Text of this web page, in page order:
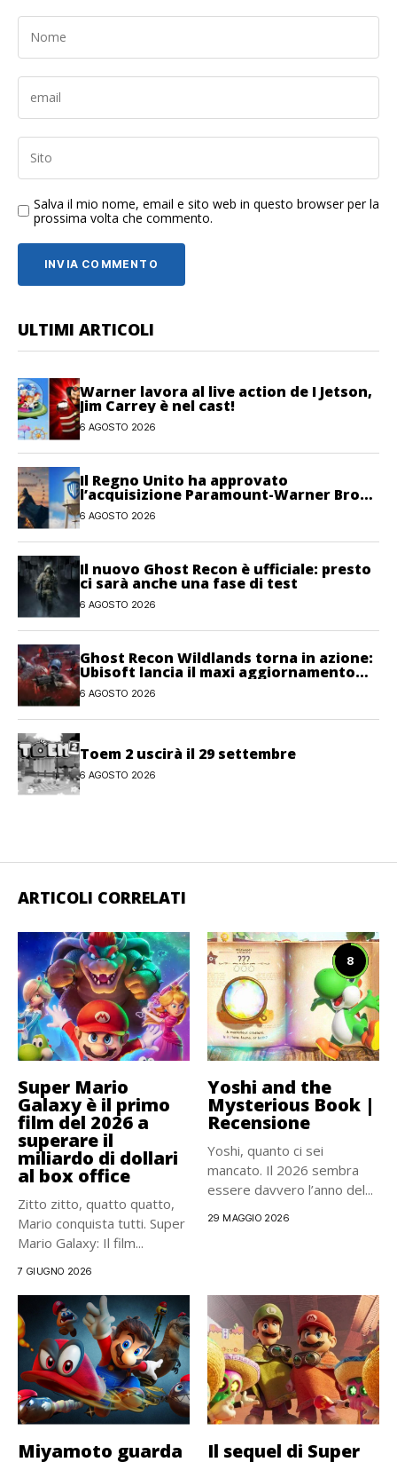
Salva il mio nome, email e sito web in questo browser per la
prossima volta che commento.
ULTIMI ARTICOLI
Warner lavora al live action de I Jetson,
Jim Carrey è nel cast!
6 AGOSTO 2026
Il Regno Unito ha approvato
l’acquisizione Paramount-Warner Bros
Discovery
6 AGOSTO 2026
Il nuovo Ghost Recon è ufficiale: presto
ci sarà anche una fase di test
6 AGOSTO 2026
Ghost Recon Wildlands torna in azione:
Ubisoft lancia il maxi aggiornamento
gratuito Last Rites
6 AGOSTO 2026
Toem 2 uscirà il 29 settembre
6 AGOSTO 2026
ARTICOLI CORRELATI
Super Mario
Galaxy è il primo
film del 2026 a
superare il
miliardo di dollari
al box office
Zitto zitto, quatto quatto,
Mario conquista tutti. Super
Mario Galaxy: Il film...
7 GIUGNO 2026
8
Yoshi and the
Mysterious Book |
Recensione
Yoshi, quanto ci sei
mancato. Il 2026 sembra
essere davvero l’anno del...
29 MAGGIO 2026
Miyamoto guarda Il sequel di Super